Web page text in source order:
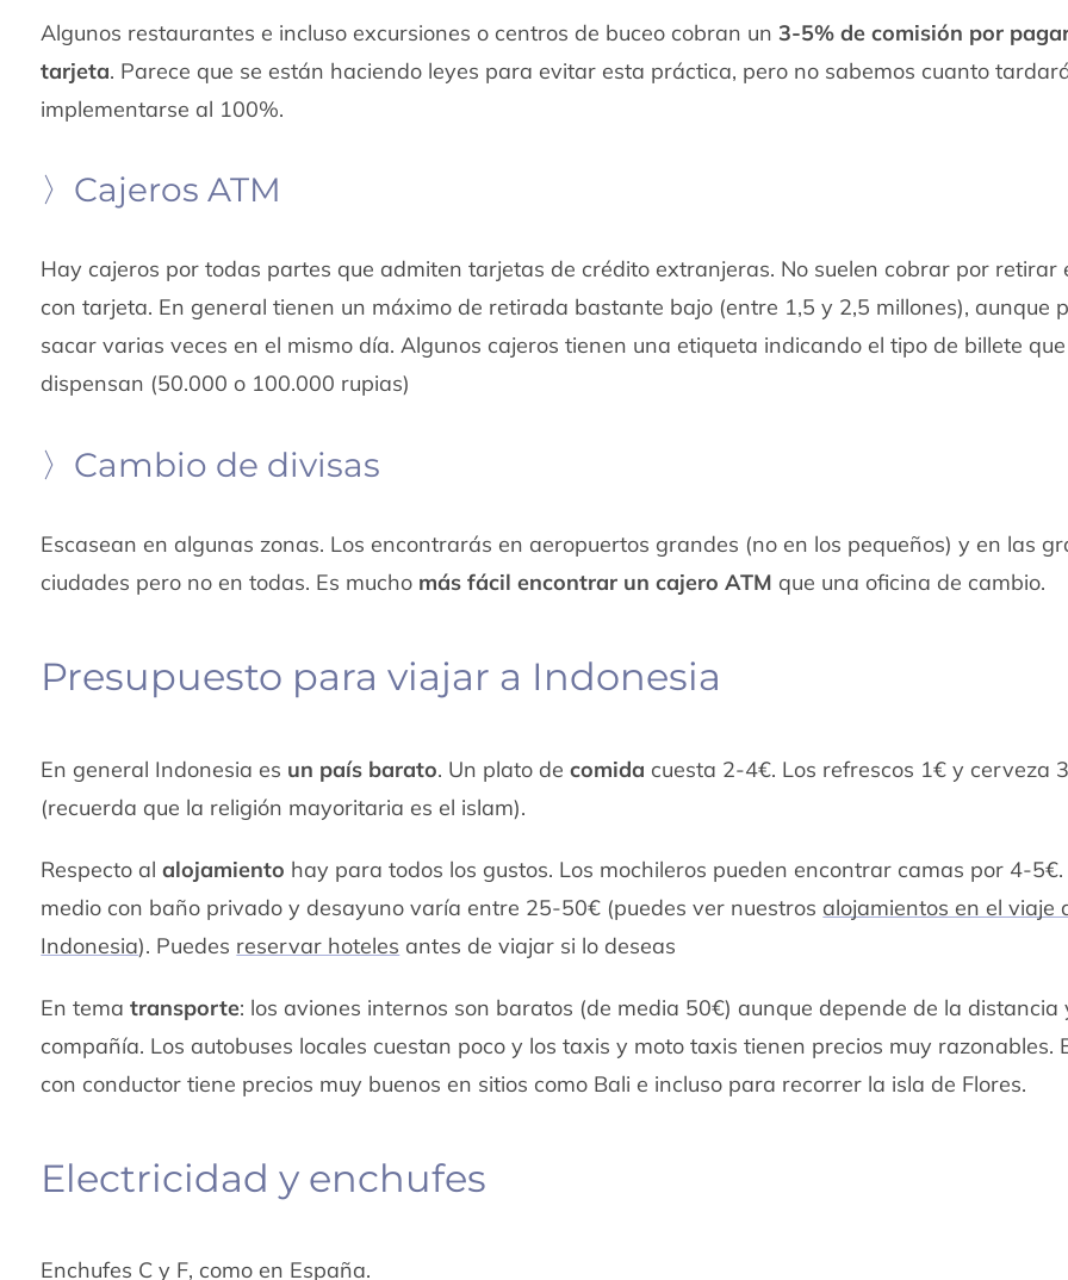
Algunos restaurantes e incluso excursiones o centros de buceo cobran un 3-5% de comisión por
tarjeta. Parece que se están haciendo leyes para evitar esta práctica, pero no sabemos cuanto
implementarse al 100%.
〉Cajeros ATM
Hay cajeros por todas partes que admiten tarjetas de crédito extranjeras. No suelen cobrar por retirar
con tarjeta. En general tienen un máximo de retirada bastante bajo (entre 1,5 y 2,5 millones), aunque
sacar varias veces en el mismo día. Algunos cajeros tienen una etiqueta indicando el tipo de billete que
dispensan (50.000 o 100.000 rupias)
〉Cambio de divisas
Escasean en algunas zonas. Los encontrarás en aeropuertos grandes (no en los pequeños) y en las
ciudades pero no en todas. Es mucho más fácil encontrar un cajero ATM que una oficina de cambio.
Presupuesto para viajar a Indonesia
En general Indonesia es un país barato. Un plato decomida cuesta 2-4€. Los refrescos 1€ y cerveza
(recuerda que la religión mayoritaria es el islam).
Respecto alalojamiento hay para todos los gustos. Los mochileros pueden encontrar camas por 4-
medio con baño privado y desayuno varía entre 25-50€ (puedes ver nuestros alojamientos en el viaje
Indonesia). Puedes reservar hoteles antes de viajar si lo deseas
En tematransporte: los aviones internos son baratos (de media 50€) aunque depende de la distancia
compañía. Los autobuses locales cuestan poco y los taxis y moto taxis tienen precios muy razonables.
con conductor tiene precios muy buenos en sitios como Bali e incluso para recorrer la isla de Flores.
Electricidad y enchufes
Enchufes C y F, como en España.